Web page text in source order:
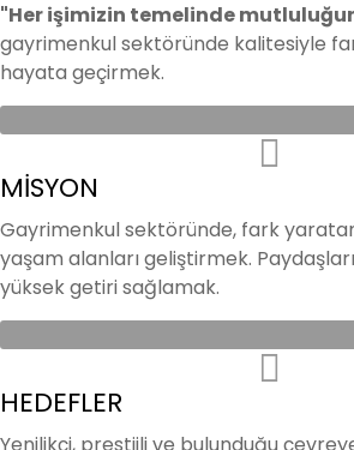
"Her işimizin temelinde
gayrimenkul sektöründe kalitesiyle
hayata geçirmek.
MİSYON
Gayrimenkul sektöründe, fark
yaşam alanları geliştirmek.
yüksek getiri sağlamak.
HEDEFLER